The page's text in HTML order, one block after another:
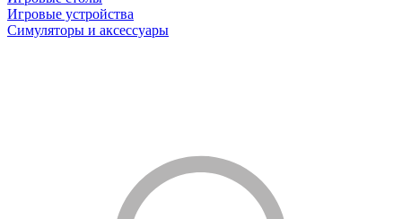
Игровые устройства
Симуляторы и аксессуары